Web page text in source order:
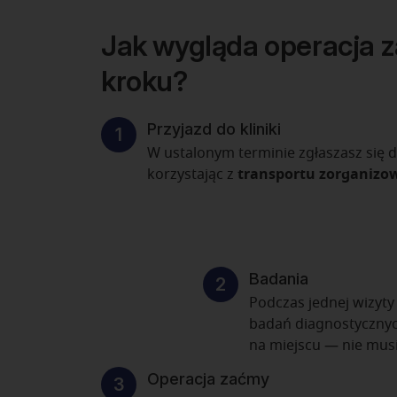
Jak wygląda operacja
kroku?
Przyjazd do kliniki
W ustalonym terminie zgłaszasz się
korzystając z transportu
Badania
Podczas jednej
badań
na miejscu — nie
Operacja zaćmy